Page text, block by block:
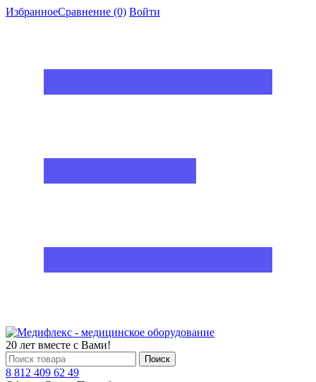
ИзбранноеСравнение (0) Войти
20 лет вместе с Вами!
Поиск
8 812 409 62 49